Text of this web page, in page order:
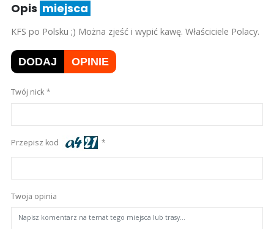
Opis miejsca
KFS po Polsku ;) Można zjeść i wypić kawę. Właściciele Polacy.
DODAJ OPINIE
Twój nick
Przepisz kod
Twoja opinia